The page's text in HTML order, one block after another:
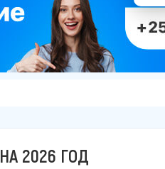
2026 ГОД